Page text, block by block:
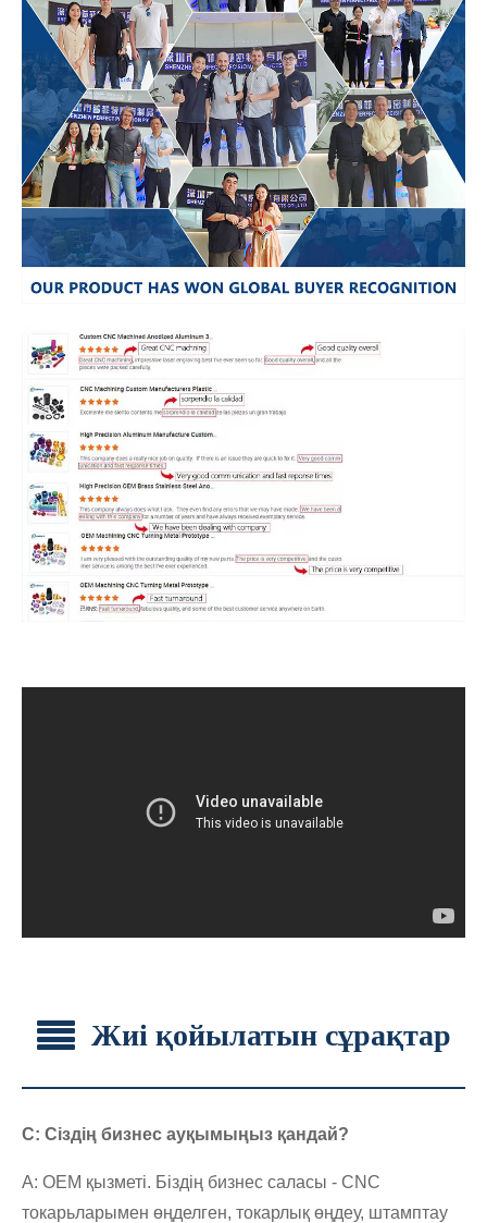
Жиі қойылатын сұрақтар
С: Сіздің бизнес ауқымыңыз қандай?
A: OEM қызметі. Біздің бизнес саласы - CNC
токарьларымен өңделген, токарлық өңдеу, штамптау